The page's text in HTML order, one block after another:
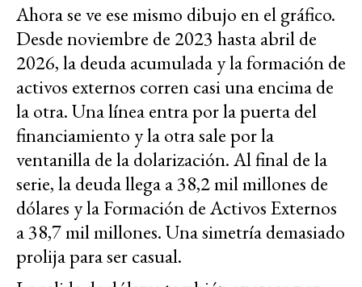
Ahora se ve ese mismo dibujo en el gráfico.
Desde noviembre de 2023 hasta abril de
2026, la deuda acumulada y la formación de
activos externos corren casi una encima de
la otra. Una línea entra por la puerta del
financiamiento y la otra sale por la
ventanilla de la dolarización. Al final de la
serie, la deuda llega a 38,2 mil millones de
dólares y la Formación de Activos Externos
a 38,7 mil millones. Una simetría demasiado
prolija para ser casual.